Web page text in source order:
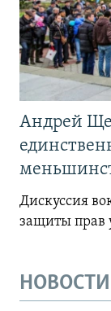
Андрей
Дискуссия
защиты
НОВОСТИ